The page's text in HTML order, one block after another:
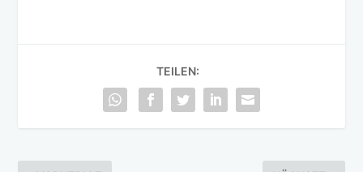
TEILEN: